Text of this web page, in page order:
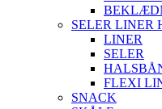
SELER LINER
LINER
SELER
FLEXI
SNACK